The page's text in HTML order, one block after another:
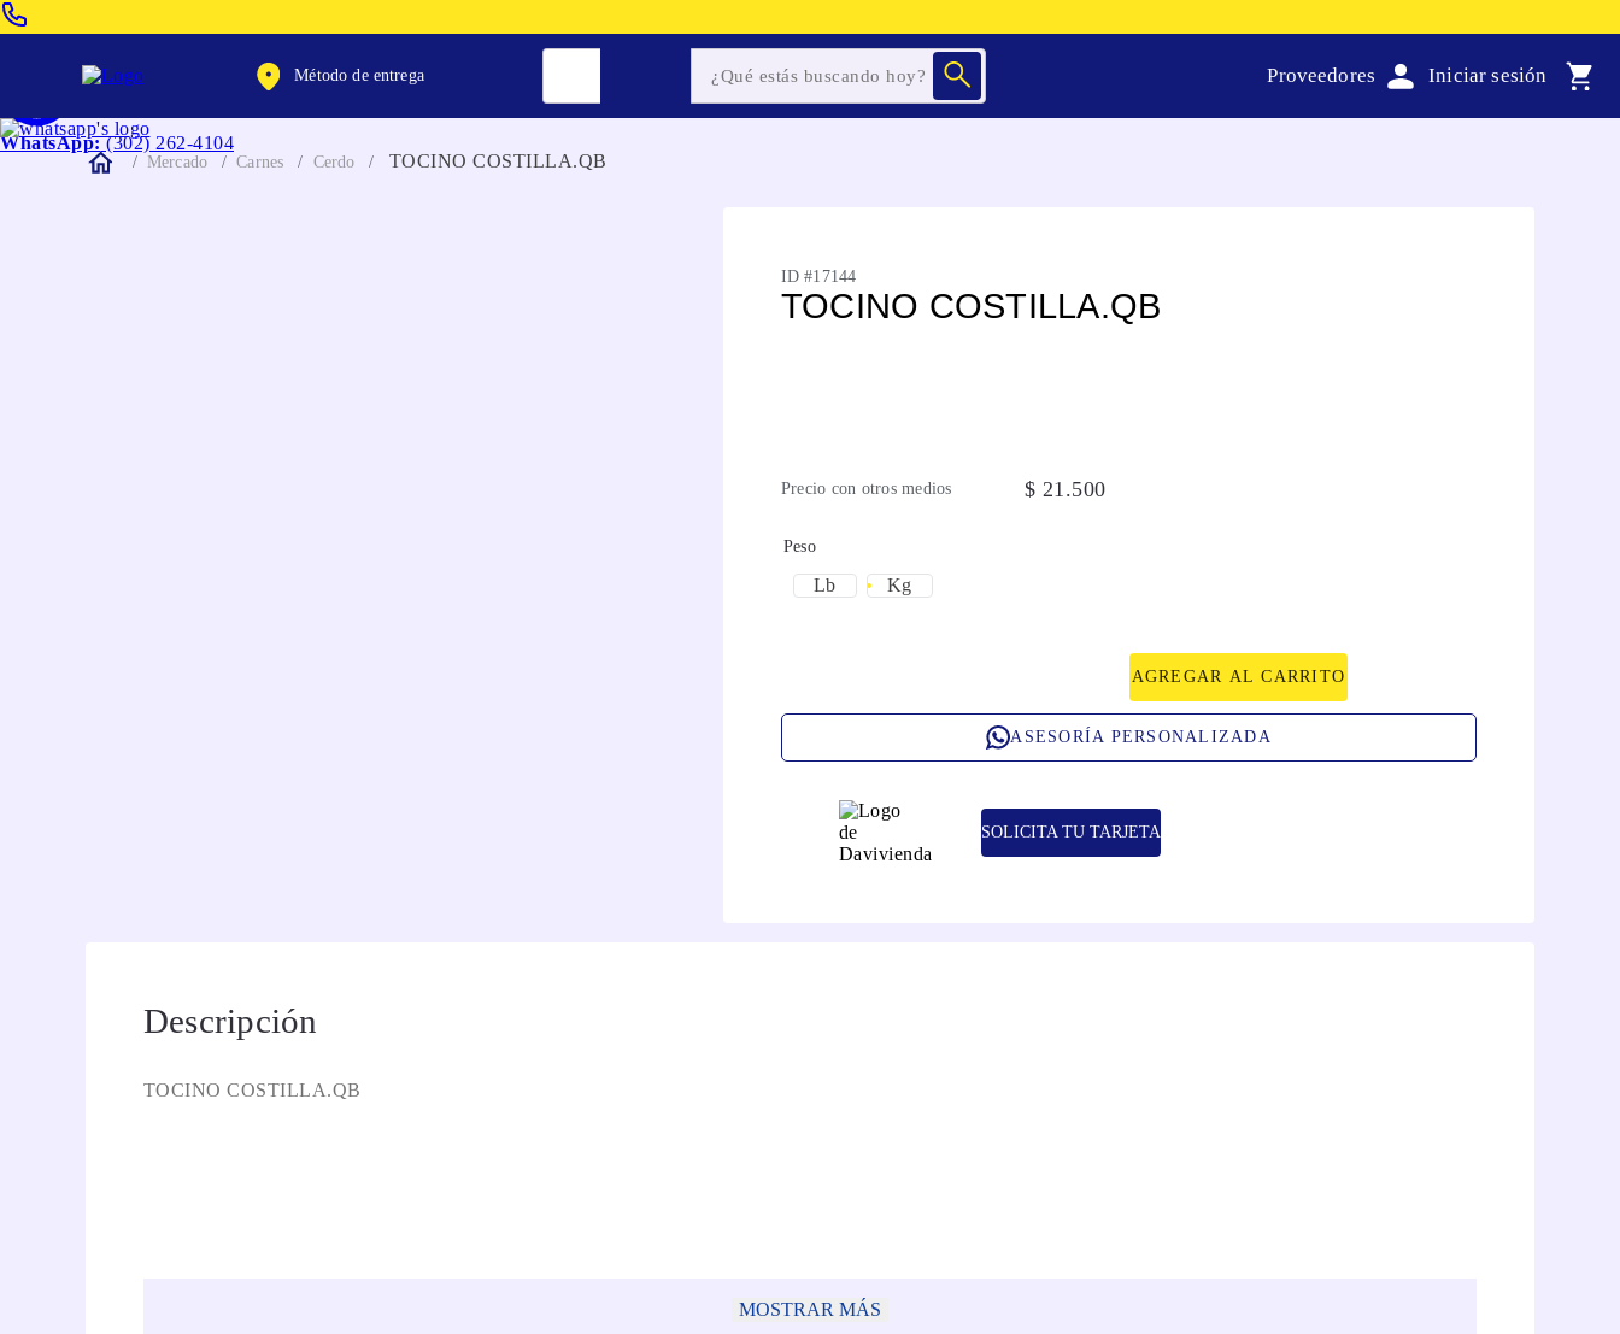
WhatsApp: (302) 262-4104
Método de entrega Proveedores
Mercado Carnes Cerdo TOCINO COSTILLA.QB
ID #17144
TOCINO COSTILLA.QB
Precio con otros medios $ 21.500
Peso
Lb Kg
AGREGAR AL CARRITO
ASESORÍA PERSONALIZADA
SOLICITA TU TARJETA
Descripción
TOCINO COSTILLA.QB
MOSTRAR MÁS